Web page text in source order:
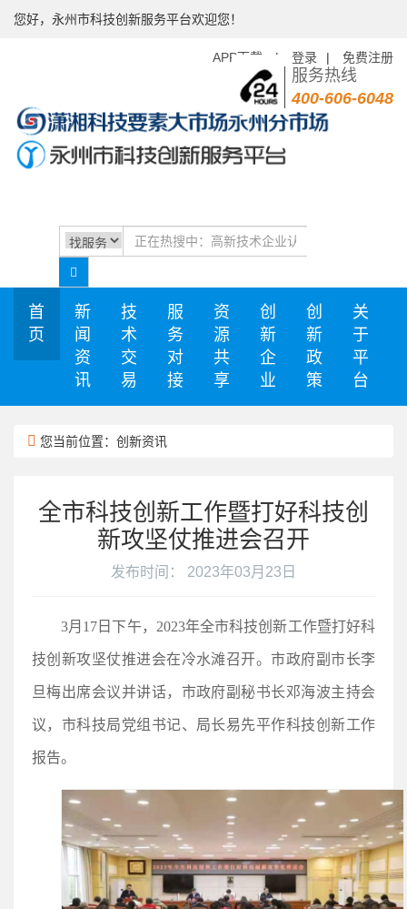
您好，永州市科技创新服务平台欢迎您！
APP下载 | 登录 | 免费注册
服务热线
400-606-6048
首
页
新
闻
资
讯
技
术
交
易
服
务
对
接
资
源
共
享
创
新
企
业
创
新
政
策
关
于
平
台
您当前位置：创新资讯
全市科技创新工作暨打好科技创
新攻坚仗推进会召开
发布时间： 2023年03月23日
3月17日下午，2023年全市科技创新工作暨打好科
技创新攻坚仗推进会在冷水滩召开。市政府副市长李
旦梅出席会议并讲话，市政府副秘书长邓海波主持会
议，市科技局党组书记、局长易先平作科技创新工作
报告。